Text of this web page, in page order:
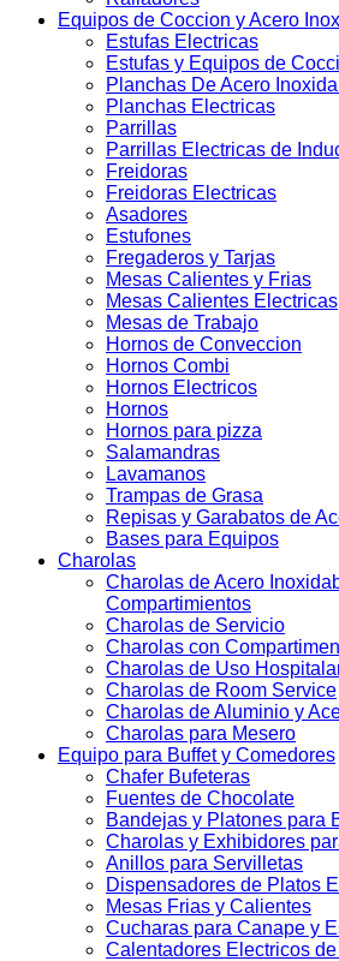
Equipos de Coccion y Acero
Estufas Electricas
Estufas y Equipos de
Planchas De Acero
Planchas Electricas
Parrillas
Parrillas Electricas de
Freidoras
Freidoras Electricas
Asadores
Estufones
Fregaderos y Tarjas
Mesas Calientes y Frias
Mesas Calientes Electricas
Mesas de Trabajo
Hornos de Conveccion
Hornos Combi
Hornos Electricos
Hornos
Hornos para pizza
Salamandras
Lavamanos
Trampas de Grasa
Repisas y Garabatos de
Bases para Equipos
Charolas
Charolas de Acero
Compartimientos
Charolas de Servicio
Charolas con
Charolas de Uso
Charolas de Room Service
Charolas de Aluminio y
Charolas para Mesero
Equipo para Buffet y Comedores
Chafer Bufeteras
Fuentes de Chocolate
Bandejas y Platones para
Charolas y Exhibidores
Anillos para Servilletas
Dispensadores de Platos
Mesas Frias y Calientes
Cucharas para Canape y
Calentadores Electricos